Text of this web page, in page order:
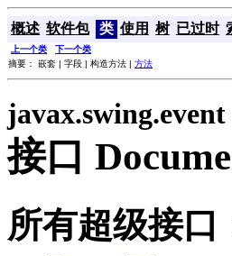
概述 软件包 类 使用 树 已过时
上一个类 下一个类
摘要： 嵌套 | 字段 | 构造方法 | 方法
javax.swing.event
接口
所有超级接口